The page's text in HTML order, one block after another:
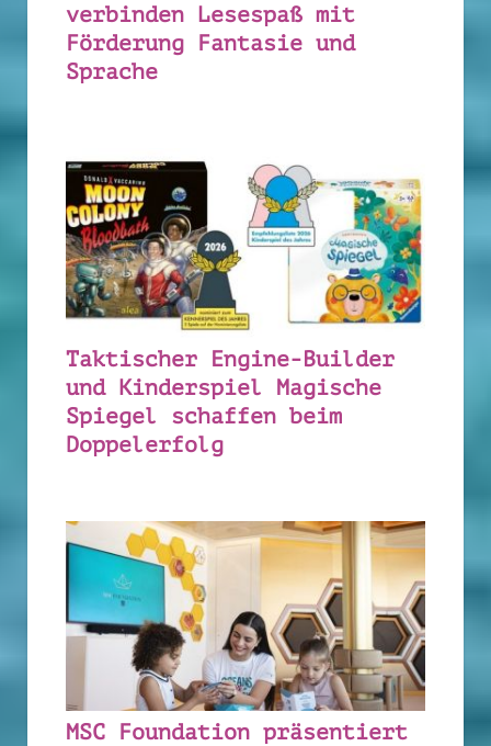
verbinden Lesespaß mit
Förderung Fantasie und
Sprache
Taktischer Engine-Builder
und Kinderspiel Magische
Spiegel schaffen beim
Doppelerfolg
MSC Foundation präsentiert